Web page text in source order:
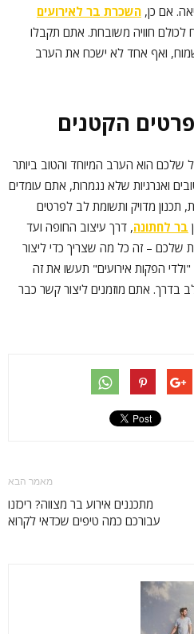
אם כן, השכרת בר לאירועים
לכולם חוויה משובחת. אתם תקבלו
ואף אחד לא ישכח את הערב
הקטנים
הוא הערב המיוחד והטוב ביותר
ואנרגיות שלא נגמרות, אתם עומדים
תכנון מדויק ותשומת לב לפרטים
בר לחתונה, דרך עיצוב החופה ועד
שלכם – זה כל מה שצריך כדי ליצור
"ולדי הפקות אירועים" תעשו את זה
בדרך. אתם מוזמנים ליצור קשר כבר
מאמר הבא
מתכננים אירוע בר מצווה? ריכזנו
עבורכם כמה טיפים שכדאי לקרוא